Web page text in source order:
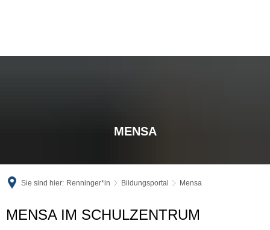
MENSA
Sie sind hier: Renninger*in Bildungsportal Mensa
MENSA IM SCHULZENTRUM